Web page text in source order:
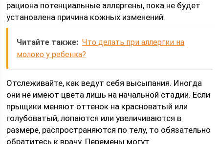
рациона потенциальные аллергены, пока не будет
установлена причина кожных изменений.
Читайте также: Что делать при аллергии на
молоко у ребенка?
Отслеживайте, как ведут себя высыпания. Иногда
они не имеют цвета лишь на начальной стадии. Если
прыщики меняют оттенок на красноватый или
голубоватый, лопаются или увеличиваются в
размере, распространяются по телу, то обязательно
обратитесь к врачу. Перемены могут